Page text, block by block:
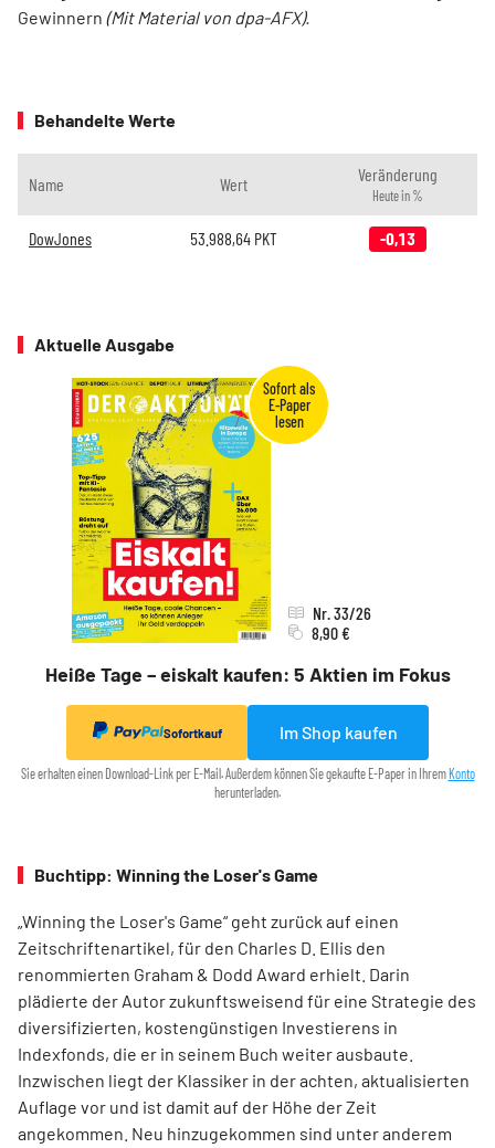
Gewinnern (Mit Material von dpa-AFX).
Behandelte Werte
Name Wert Veränderung
Heute in %
DowJones 53.988,64 PKT -0,13
Aktuelle Ausgabe
Heiße Tage – eiskalt kaufen: 5 Aktien im Fokus
Nr. 33/26
8,90 €
Sofortkauf Im Shop kaufen
Sie erhalten einen Download-Link per E-Mail. Außerdem können Sie gekaufte E-Paper in Ihrem Konto
herunterladen.
Buchtipp: Winning the Loser's Game
„Winning the Loser's Game“ geht zurück auf einen
Zeitschriftenartikel, für den Charles D. Ellis den
renommierten Graham & Dodd Award erhielt. Darin
plädierte der Autor zukunftsweisend für eine Strategie des
diversifizierten, kostengünstigen Investierens in
Indexfonds, die er in seinem Buch weiter ausbaute.
Inzwischen liegt der Klassiker in der achten, aktualisierten
Auflage vor und ist damit auf der Höhe der Zeit
angekommen. Neu hinzugekommen sind unter anderem